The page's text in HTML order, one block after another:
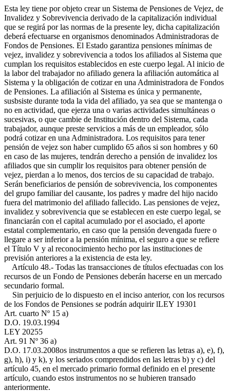
Esta ley tiene por objeto crear un Sistema de Pensiones de Vejez, de
Invalidez y Sobrevivencia derivado de la capitalización individual
que se regirá por las normas de la presente ley, dicha capitalización
deberá efectuarse en organismos denominados Administradoras de
Fondos de Pensiones. El Estado garantiza pensiones mínimas de
vejez, invalidez y sobrevivencia a todos los afiliados al Sistema que
cumplan los requisitos establecidos en este cuerpo legal. Al inicio de
la labor del trabajador no afiliado genera la afiliación automática al
Sistema y la obligación de cotizar en una Administradora de Fondos
de Pensiones. La afiliación al Sistema es única y permanente,
susbsiste durante toda la vida del afiliado, ya sea que se mantenga o
no en actividad, que ejerza una o varias actividades simultáneas o
sucesivas, o que cambie de Institución dentro del Sistema, cada
trabajador, aunque preste servicios a más de un empleador, sólo
podrá cotizar en una Administradora. Los requisitos para tener
pensión de vejez son haber cumplido 65 años si son hombres y 60
en caso de las mujeres, tendrán derecho a pensión de invalidez los
afiliados que sin cumplir los requisitos para obtener pensión de
vejez, pierdan a lo menos, dos tercios de su capacidad de trabajo.
Serán beneficiarios de pensión de sobrevivencia, los componentes
del grupo familiar del causante, los padres y madre del hijo nacido
fuera del matrimonio del afiliado fallecido. Las pensiones de vejez,
invalidez y sobrevivencia que se establecen en este cuerpo legal, se
financiarán con el capital acumulado por el asociado, el aporte
estatal complementario, en caso que la pensión devengada fuere o
llegare a ser inferior a la pensión mínima, el seguro a que se refiere
el Título V y al reconocimiento hecho por las instituciones de
previsión anteriores a la existencia de esta ley.
Artículo 48.- Todas las transacciones de títulos efectuadas con los
recursos de un Fondo de Pensiones deberán hacerse en un mercado
secundario formal.
Sin perjuicio de lo dispuesto en el inciso anterior, con los recursos
de los Fondos de Pensiones se podrán adquirir lLEY 19301
Art. cuarto Nº 15 a)
D.O. 19.03.1994
LEY 20255
Art. 91 Nº 36 a)
D.O. 17.03.2008os instrumentos a que se refieren las letras a), e), f),
g), h), i) y k), y los seriados comprendidos en las letras b) y c) del
artículo 45, en el mercado primario formal definido en el presente
artículo, cuando estos instrumentos no se hubieren transado
anteriormente.